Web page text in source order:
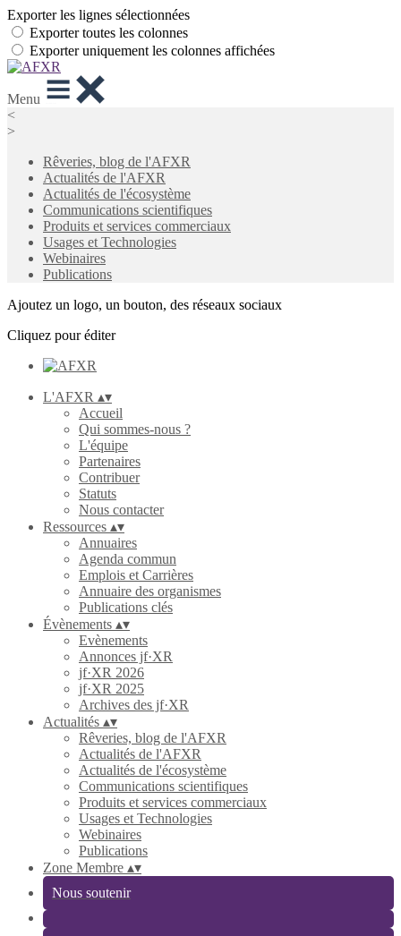
Exporter les lignes sélectionnées
Exporter toutes les colonnes
Exporter uniquement les colonnes affichées
Menu
<
>
Rêveries, blog de l'AFXR
Actualités de l'AFXR
Actualités de l'écosystème
Communications scientifiques
Produits et services commerciaux
Usages et Technologies
Webinaires
Publications
Ajoutez un logo, un bouton, des réseaux sociaux
Cliquez pour éditer
L'AFXR ▴▾
Accueil
Qui sommes-nous ?
L'équipe
Partenaires
Contribuer
Statuts
Nous contacter
Ressources ▴▾
Annuaires
Agenda commun
Emplois et Carrières
Annuaire des organismes
Publications clés
Évènements ▴▾
Evènements
Annonces jf·XR
jf·XR 2026
jf·XR 2025
Archives des jf·XR
Actualités ▴▾
Rêveries, blog de l'AFXR
Actualités de l'AFXR
Actualités de l'écosystème
Communications scientifiques
Produits et services commerciaux
Usages et Technologies
Webinaires
Publications
Zone Membre ▴▾
Nous soutenir